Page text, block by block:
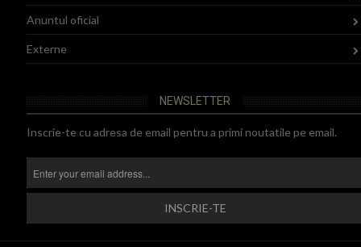
Anuntul oficial
Externe
NEWSLETTER
Inscrie-te cu adresa de email pentru a primi noutatile pe email.